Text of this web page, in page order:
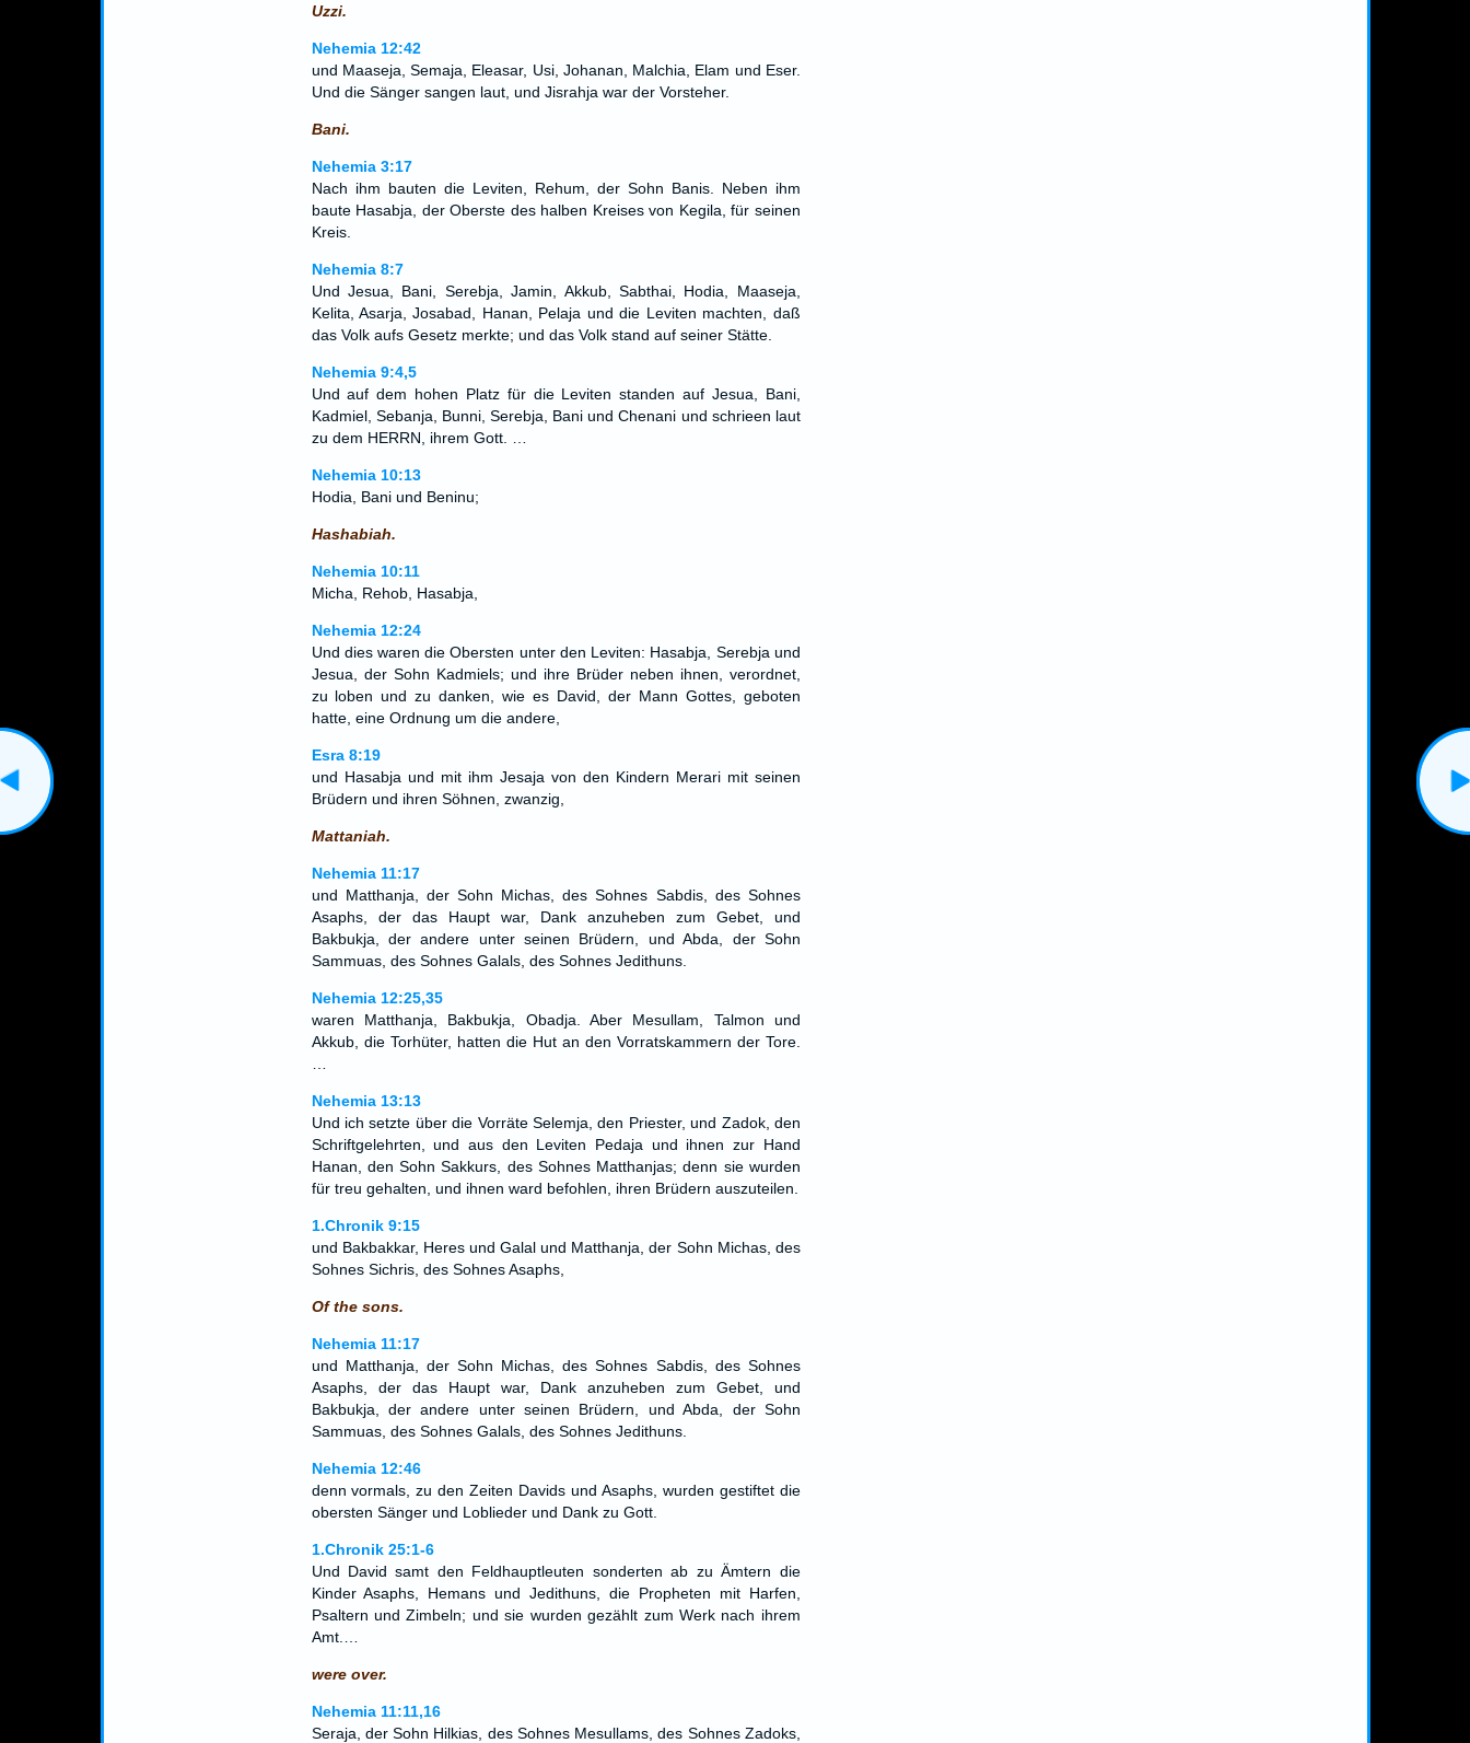
Uzzi.
Nehemia 12:42
und Maaseja, Semaja, Eleasar, Usi, Johanan, Malchia, Elam und Eser.
Und die Sänger sangen laut, und Jisrahja war der Vorsteher.
Bani.
Nehemia 3:17
Nach ihm bauten die Leviten, Rehum, der Sohn Banis. Neben ihm
baute Hasabja, der Oberste des halben Kreises von Kegila, für seinen
Kreis.
Nehemia 8:7
Und Jesua, Bani, Serebja, Jamin, Akkub, Sabthai, Hodia, Maaseja,
Kelita, Asarja, Josabad, Hanan, Pelaja und die Leviten machten, daß
das Volk aufs Gesetz merkte; und das Volk stand auf seiner Stätte.
Nehemia 9:4,5
Und auf dem hohen Platz für die Leviten standen auf Jesua, Bani,
Kadmiel, Sebanja, Bunni, Serebja, Bani und Chenani und schrieen laut
zu dem HERRN, ihrem Gott. …
Nehemia 10:13
Hodia, Bani und Beninu;
Hashabiah.
Nehemia 10:11
Micha, Rehob, Hasabja,
Nehemia 12:24
Und dies waren die Obersten unter den Leviten: Hasabja, Serebja und
Jesua, der Sohn Kadmiels; und ihre Brüder neben ihnen, verordnet,
zu loben und zu danken, wie es David, der Mann Gottes, geboten
hatte, eine Ordnung um die andere,
Esra 8:19
und Hasabja und mit ihm Jesaja von den Kindern Merari mit seinen
Brüdern und ihren Söhnen, zwanzig,
Mattaniah.
Nehemia 11:17
und Matthanja, der Sohn Michas, des Sohnes Sabdis, des Sohnes
Asaphs, der das Haupt war, Dank anzuheben zum Gebet, und
Bakbukja, der andere unter seinen Brüdern, und Abda, der Sohn
Sammuas, des Sohnes Galals, des Sohnes Jedithuns.
Nehemia 12:25,35
waren Matthanja, Bakbukja, Obadja. Aber Mesullam, Talmon und
Akkub, die Torhüter, hatten die Hut an den Vorratskammern der Tore.
Nehemia 13:13
Und ich setzte über die Vorräte Selemja, den Priester, und Zadok, den
Schriftgelehrten, und aus den Leviten Pedaja und ihnen zur Hand
Hanan, den Sohn Sakkurs, des Sohnes Matthanjas; denn sie wurden
für treu gehalten, und ihnen ward befohlen, ihren Brüdern auszuteilen.
1.Chronik 9:15
und Bakbakkar, Heres und Galal und Matthanja, der Sohn Michas, des
Sohnes Sichris, des Sohnes Asaphs,
Of the sons.
Nehemia 11:17
und Matthanja, der Sohn Michas, des Sohnes Sabdis, des Sohnes
Asaphs, der das Haupt war, Dank anzuheben zum Gebet, und
Bakbukja, der andere unter seinen Brüdern, und Abda, der Sohn
Sammuas, des Sohnes Galals, des Sohnes Jedithuns.
Nehemia 12:46
denn vormals, zu den Zeiten Davids und Asaphs, wurden gestiftet die
obersten Sänger und Loblieder und Dank zu Gott.
1.Chronik 25:1-6
Und David samt den Feldhauptleuten sonderten ab zu Ämtern die
Kinder Asaphs, Hemans und Jedithuns, die Propheten mit Harfen,
Psaltern und Zimbeln; und sie wurden gezählt zum Werk nach ihrem
Amt.…
were over.
Nehemia 11:11,16
Seraja, der Sohn Hilkias, des Sohnes Mesullams, des Sohnes Zadoks,